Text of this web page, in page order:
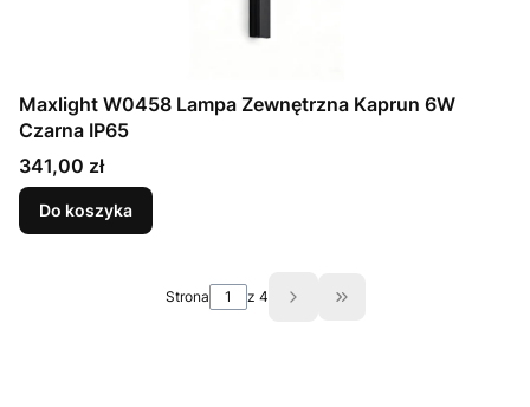
Maxlight W0458 Lampa Zewnętrzna Kaprun 6W
Czarna IP65
Cena
341,00 zł
Do koszyka
Strona z 4 Przejdź do ostatniej